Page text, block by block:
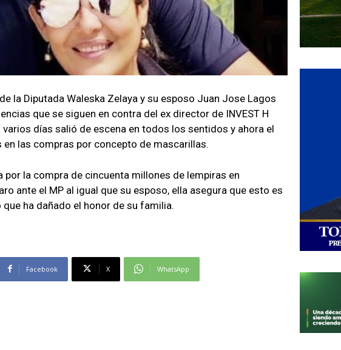
la Diputada Waleska Zelaya y su esposo Juan Jose Lagos
que se siguen en contra del ex director de INVEST H
días salió de escena en todos los sentidos y ahora el
las compras por concepto de mascarillas.
por la compra de cincuenta millones de lempiras en
ante el MP al igual que su esposo, ella asegura que esto es
ha dañado el honor de su familia.
Facebook X WhatsApp